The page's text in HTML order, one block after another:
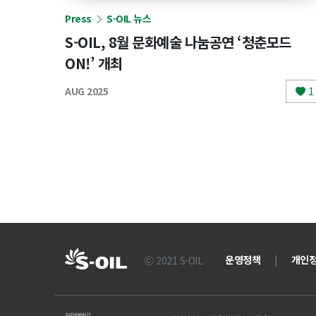
Press S-OIL 뉴스
S-OIL, 8월 문화예술 나눔공연 ‘청춘모드
ON!’ 개최
AUG 2025 1
Ⓒ 2021 S-OIL 운영정책 | 개인